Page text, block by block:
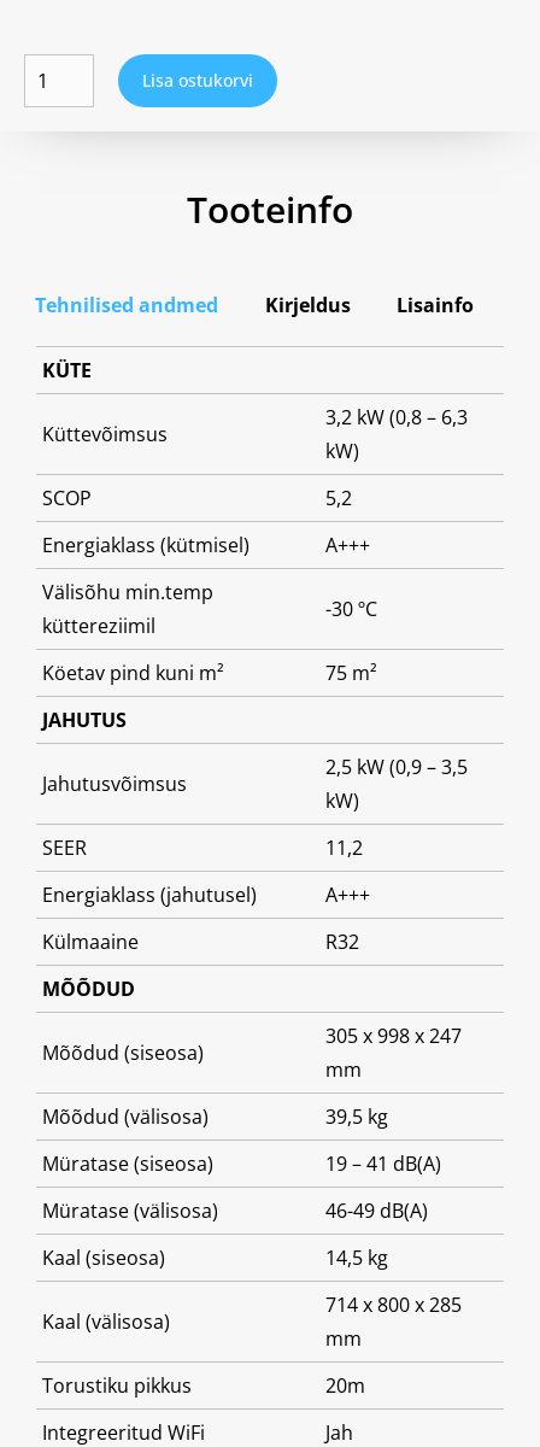
Lisa ostukorvi
Tooteinfo
Tehnilised andmed Kirjeldus Lisainfo
KÜTE
Küttevõimsus
3,2 kW (0,8 – 6,3
kW)
SCOP
5,2
Energiaklass (kütmisel)
A+++
Välisõhu min.temp
küttereziimil
-30 ºC
Köetav pind kuni m²
75 m²
JAHUTUS
Jahutusvõimsus
2,5 kW (0,9 – 3,5
kW)
SEER
11,2
Energiaklass (jahutusel)
A+++
Külmaaine
R32
MÕÕDUD
Mõõdud (siseosa)
305 x 998 x 247
mm
Mõõdud (välisosa)
39,5 kg
Müratase (siseosa)
19 – 41 dB(A)
Müratase (välisosa)
46-49 dB(A)
Kaal (siseosa)
14,5 kg
Kaal (välisosa)
714 x 800 x 285
mm
Torustiku pikkus
20m
Integreeritud WiFi
Jah